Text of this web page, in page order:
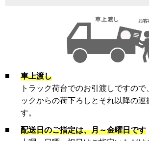
■
車上渡し
トラック荷台でのお引渡しですの
ックからの荷下ろしとそれ以降の運
す。
■
配送日のご指定は、月～金曜日です